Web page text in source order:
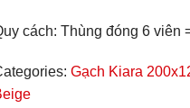
cách: Thùng đóng 6 viên
Gạch Kiara